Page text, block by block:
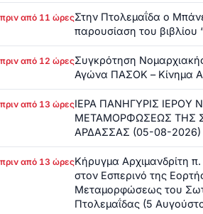
πριν από 11 ώρεςΣτην Πτολεμαΐδα ο
παρουσίαση του
πριν από 12 ώρεςΣυγκρότηση
Αγώνα ΠΑΣΟΚ – Κίνημα
πριν από 13 ώρεςΙΕΡΑ ΠΑΝΗΓΥΡΙΣ ΙΕΡΟΥ
ΜΕΤΑΜΟΡΦΩΣΕΩΣ ΤΗΣ
ΑΡΔΑΣΣΑΣ (05-08-2026)
πριν από 13 ώρεςΚήρυγμα Αρχιμανδρίτη
στον Εσπερινό της
Μεταμορφώσεως του
Πτολεμαΐδας (5